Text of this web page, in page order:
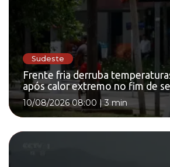
Sudeste
Frente fria derruba
após calor extremo no fim de
10/08/2026 08:00 |3 min